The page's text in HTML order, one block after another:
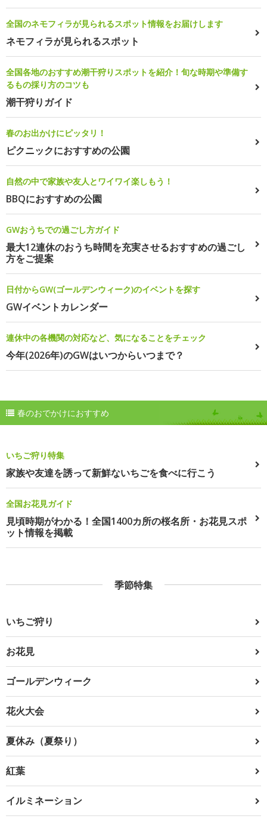
全国のネモフィラが見られるスポット情報をお届けします
ネモフィラが見られるスポット
全国各地のおすすめ潮干狩りスポットを紹介！旬な時期や準備す
るもの採り方のコツも
潮干狩りガイド
春のお出かけにピッタリ！
ピクニックにおすすめの公園
自然の中で家族や友人とワイワイ楽しもう！
BBQにおすすめの公園
GWおうちでの過ごし方ガイド
最大12連休のおうち時間を充実させるおすすめの過ごし
方をご提案
日付からGW(ゴールデンウィーク)のイベントを探す
GWイベントカレンダー
連休中の各機関の対応など、気になることをチェック
今年(2026年)のGWはいつからいつまで？
春のおでかけにおすすめ
いちご狩り特集
家族や友達を誘って新鮮ないちごを食べに行こう
全国お花見ガイド
見頃時期がわかる！全国1400カ所の桜名所・お花見スポ
ット情報を掲載
季節特集
いちご狩り
お花見
ゴールデンウィーク
花火大会
夏休み（夏祭り）
紅葉
イルミネーション